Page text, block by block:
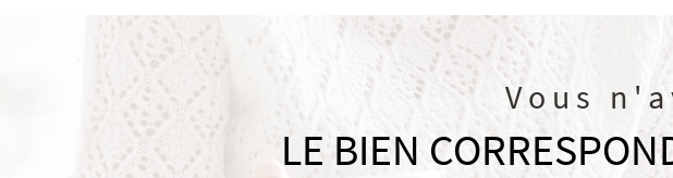
Vous
LE BIEN